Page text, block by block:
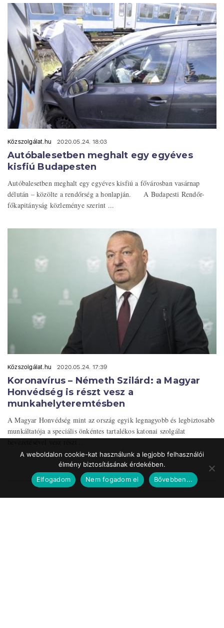
Közszolgálat.hu 2020.05.24. 18:03
Autóbalesetben meghalt egy egyéves
kisfiú Budapesten
Autóbalesetben meghalt egy egyéves kisfiú a fővárosban vasárnap
délután – közölte a rendőrség a honlapján. A Budapesti Rendőr-
főkapitányság közleménye szerint ...
Közszolgálat.hu 2020.05.24. 17:39
Koronavírus – Németh Szilárd: a Magyar
Honvédség is részt vesz a
munkahelyteremtésben
A Magyar Honvédség mint az ország egyik legnagyobb és legbiztosabb
munkáltatója a speciális önkéntes tartalékos katonai szolgálat
A weboldalon cookie-kat használunk a legjobb felhasználói
élmény biztosításának érdekében.
Elfogadom
Nem fogadom el Bővebben...